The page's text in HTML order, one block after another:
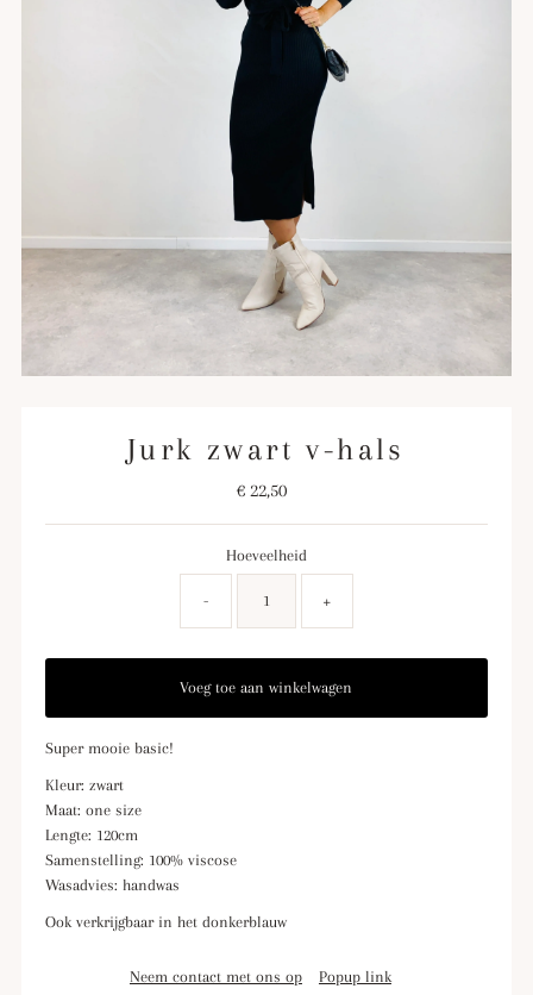
Jurk zwart v-hals
Normale
€ 22,50
Hoeveelheid
- +
Super mooie basic!
Kleur: zwart
Maat: one size
Lengte: 120cm
Samenstelling: 100% viscose
Wasadvies: handwas
Ook verkrijgbaar in het donkerblauw
Neem contact met ons op Popup link